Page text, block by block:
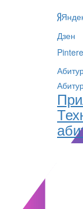
Дзен